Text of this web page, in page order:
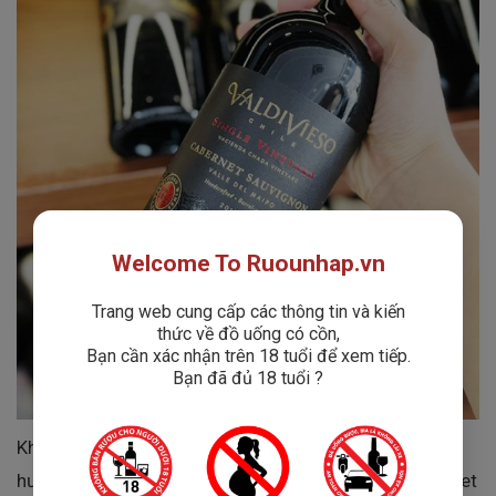
Không chỉ gây ấn tượng bởi cấu trúc chắc chắn và
hương vị phức hợp, Valdivieso Single Vineyard Cabernet
Welcome To Ruounhap.vn
Trang web cung cấp các thông tin và kiến
thức về đồ uống có cồn,
Bạn cần xác nhận trên 18 tuổi để xem tiếp.
Bạn đã đủ 18 tuổi ?